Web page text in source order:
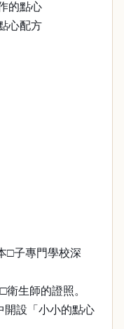
的點心
心配方
□子專門學校深
生師的證照。
開設「小小的點心